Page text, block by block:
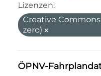
Lizenzen:
Creative Commons
zero)
ÖPNV-